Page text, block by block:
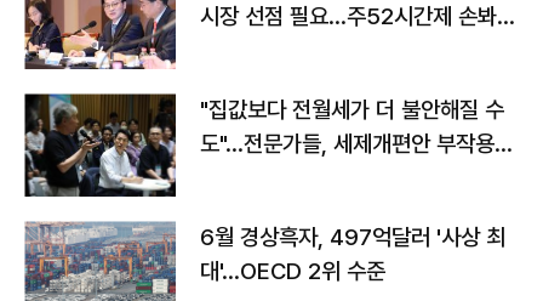
시장 선점 필요…주52시간제 손봐
"집값보다 전월세가 더 불안해질 수
도"…전문가들, 세제개편안 부작용
6월 경상흑자, 497억달러 '사상 최
대'…OECD 2위 수준